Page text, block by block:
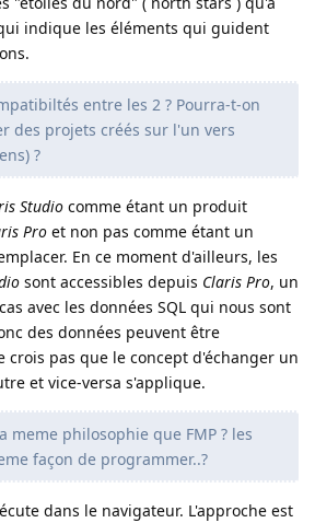
indique les éléments qui guident
entre les 2 ? Pourra-t-on
des projets créés sur l'un vers
?
Studio comme étant un produit
Pro et non pas comme étant un
En ce moment d'ailleurs, les
sont accessibles depuis Claris Pro, un
avec les données SQL qui nous sont
des données peuvent être
crois pas que le concept d'échanger un
et vice-versa s'applique.
meme philosophie que FMP ? les
façon de programmer..?
dans le navigateur. L'approche est